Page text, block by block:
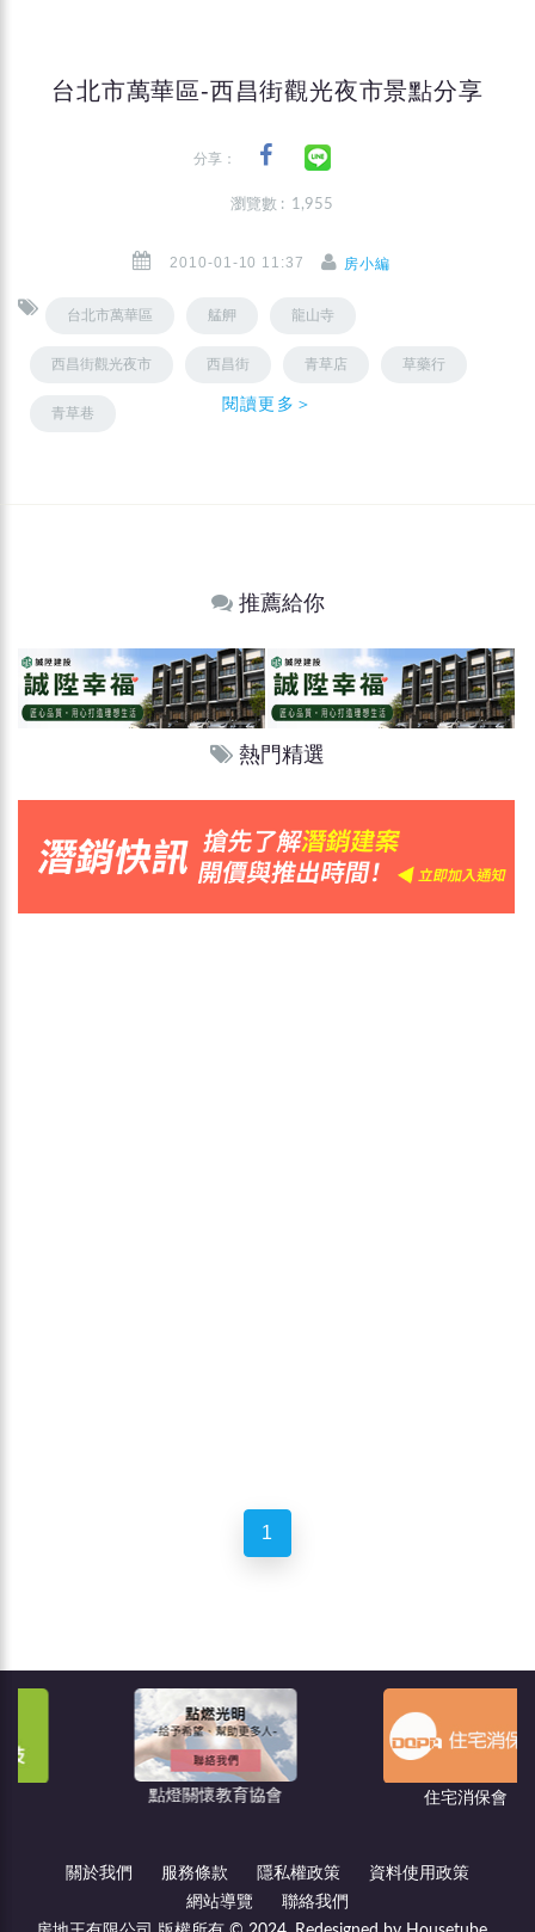
台北市萬華區-西昌街觀光夜市景點分享
分享：
瀏覽數 : 1,955
2010-01-10 11:37 房小編
台北市萬華區 艋舺 龍山寺
西昌街觀光夜市 西昌街 青草店 草藥行
青草巷 閱讀更多＞
推薦給你
熱門精選
1
點燈關懷教育協會 住宅消保會
關於我們 服務條款 隱私權政策
資料使用政策
網站導覽
聯絡我們